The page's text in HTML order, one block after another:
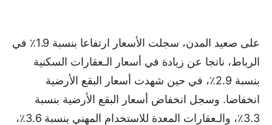
على صعيد المدن، سجلت الأسعار ارتفاعا بنسبة 1.9٪ في
الرباط، ناتجا عن زيادة في أسعار الـعقارات السكنية
بنسبة 2.9٪، في حين شهدت أسعار البقع الأرضية
انخفاضا. وسجل انخفاض أسعار البقع الأرضية بنسبة
3.3٪، والـعقارات المعدة للاستخدام المهني بنسبة 3.6٪،